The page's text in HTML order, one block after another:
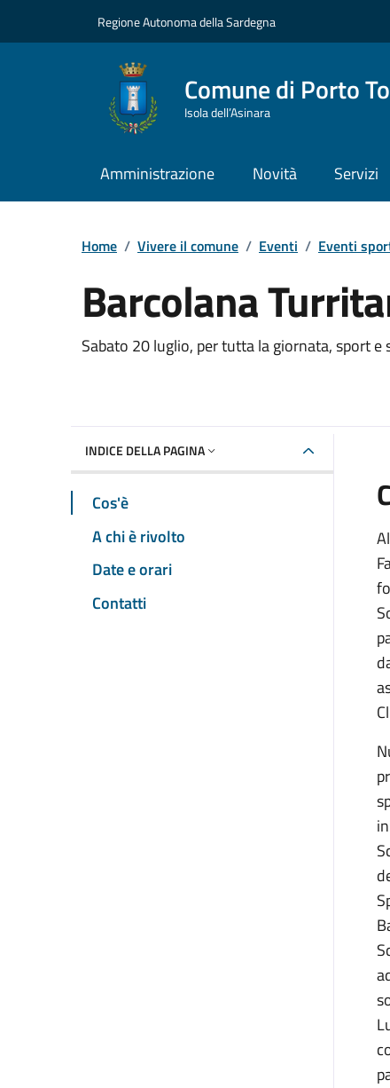
Regione Autonoma della Sardegna
Comune di Porto
Isola dell’Asinara
Amministrazione Novità Servizi
Home / Vivere il comune / Eventi / Eventi
Barcolana
Dettaglio
Sabato 20 luglio, per tutta la giornata, sport
INDICE DELLA PAGINA
Cos'è
A chi è rivolto
Date e orari
Contatti